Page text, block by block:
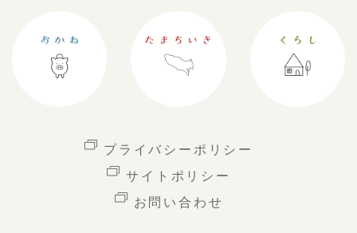
プライバシーポリシー
サイトポリシー
お問い合わせ